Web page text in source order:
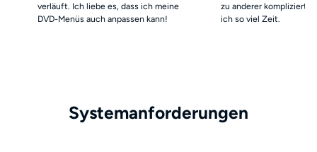
verläuft. Ich liebe es, dass ich meine
DVD-Menüs auch anpassen kann!
zu anderer
ich so viel Zeit.
Systemanforderungen